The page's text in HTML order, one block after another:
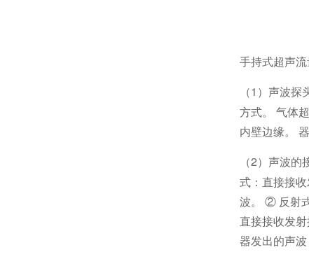
手持式超声
（1）声波探
方式。 气体
内壁边缘。
（2）声波的
式：直接接
波。 ② 反射
直接接收发
器发出的声